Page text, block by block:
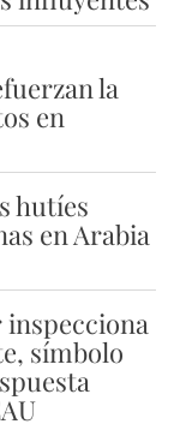
la
en
hutíes
en Arabia
inspecciona
símbolo